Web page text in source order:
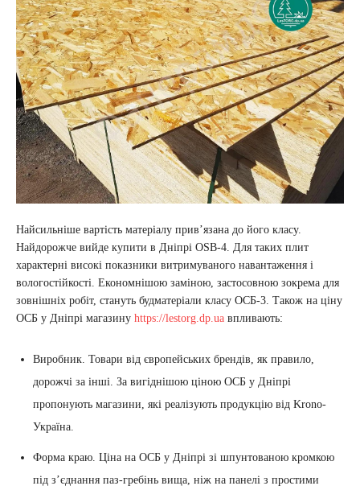
Найсильніше вартість матеріалу прив’язана до його класу.
Найдорожче вийде купити в Дніпрі OSB-4. Для таких плит
характерні високі показники витримуваного навантаження і
вологостійкості. Економнішою заміною, застосовною зокрема для
зовнішніх робіт, стануть будматеріали класу ОСБ-3. Також на ціну
ОСБ у Дніпрі магазину https://lestorg.dp.ua впливають:
Виробник. Товари від європейських брендів, як правило,
дорожчі за інші. За вигіднішою ціною ОСБ у Дніпрі
пропонують магазини, які реалізують продукцію від Krono-
Україна.
Форма краю. Ціна на ОСБ у Дніпрі зі шпунтованою кромкою
під з’єднання паз-гребінь вища, ніж на панелі з простими